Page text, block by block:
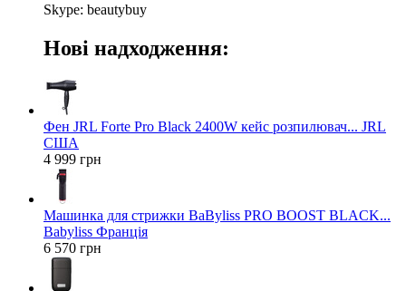
Skype: beautybuy
Нові надходження:
Фен JRL Forte Pro Black 2400W кейс розпилювач... JRL
США
4 999 грн
Машинка для стрижки BaByliss PRO BOOST BLACK...
Babyliss Франція
6 570 грн